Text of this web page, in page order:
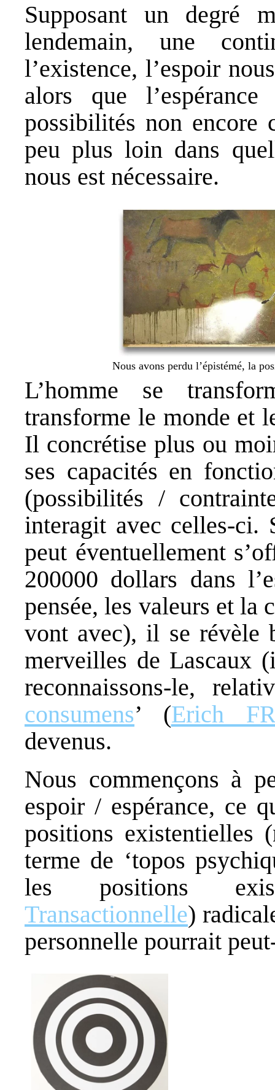
Supposant un degré
lendemain, une
l’existence, l’espoir
alors que
possibilités non encore
peu plus loin dans
nous est nécessaire.
Nous avons perdu l’épistémé, la
L’homme se
transforme le monde et
Il concrétise plus ou
ses capacités en
(possibilités /
interagit avec celles-ci.
peut éventuellement
200000 dollars dans
pensée, les valeurs et
vont avec), il se révèle
merveilles de Lascaux
reconnaissons-le,
consumens’ (Erich
devenus.
Nous commençons à
espoir / espérance, ce
positions existentielles
terme de ‘topos
les positions
Transactionnelle)
personnelle pourrait